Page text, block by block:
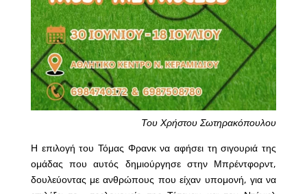
Του Χρήστου Σωτηρακόπουλου
Η επιλογή του Τόμας Φρανκ να αφήσει τη σιγουριά της
ομάδας που αυτός δημιούργησε στην Μπρέντφορντ,
δουλεύοντας με ανθρώπους που είχαν υπομονή, για να